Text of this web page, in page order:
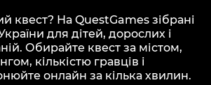
квест? На QuestGames зібрані
для дітей, дорослих і
Обирайте квест за містом,
кількістю гравців і
онлайн за кілька хвилин.